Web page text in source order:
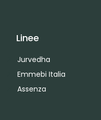
Linee
Jurvedha
Emmebi Italia
Assenza